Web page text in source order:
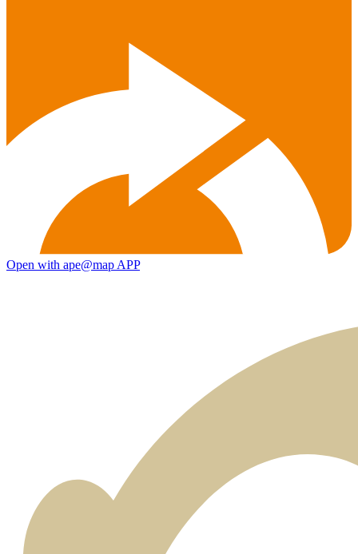
Open with ape@map APP